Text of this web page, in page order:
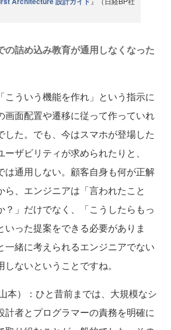
詰め込み教育が通用しなくなった
こういう機能を作れ」という指示に
画面配置や遷移に従って作っていれ
した。でも、今はスマホが登場した
ザビリティが求められたりと、
は通用しない。顧客自身も何が正解
ら、エンジニアは「言われたこと
？」だけでなく、「こうしたらもっ
いった提案をできる必要がありま
一緒に考えられるエンジニアでない
ないということですね。
本）
：ひと昔前までは、大規模なシ
計者とプログラマーの責務を明確に